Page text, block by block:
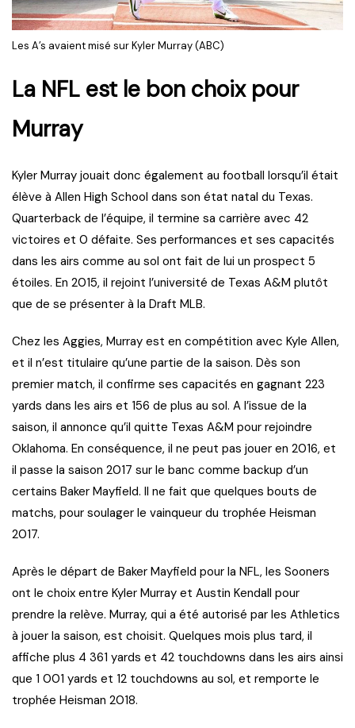
Les A’s avaient misé sur Kyler Murray (ABC)
La NFL est le bon choix pour
Murray
Kyler Murray jouait donc également au football lorsqu’il était
élève à Allen High School dans son état natal du Texas.
Quarterback de l’équipe, il termine sa carrière avec 42
victoires et 0 défaite. Ses performances et ses capacités
dans les airs comme au sol ont fait de lui un prospect 5
étoiles. En 2015, il rejoint l’université de Texas A&M plutôt
que de se présenter à la Draft MLB.
Chez les Aggies, Murray est en compétition avec Kyle Allen,
et il n’est titulaire qu’une partie de la saison. Dès son
premier match, il confirme ses capacités en gagnant 223
yards dans les airs et 156 de plus au sol. A l’issue de la
saison, il annonce qu’il quitte Texas A&M pour rejoindre
Oklahoma. En conséquence, il ne peut pas jouer en 2016, et
il passe la saison 2017 sur le banc comme backup d’un
certains Baker Mayfield. Il ne fait que quelques bouts de
matchs, pour soulager le vainqueur du trophée Heisman
2017.
Après le départ de Baker Mayfield pour la NFL, les Sooners
ont le choix entre Kyler Murray et Austin Kendall pour
prendre la relève. Murray, qui a été autorisé par les Athletics
à jouer la saison, est choisit. Quelques mois plus tard, il
affiche plus 4 361 yards et 42 touchdowns dans les airs ainsi
que 1 001 yards et 12 touchdowns au sol, et remporte le
trophée Heisman 2018.